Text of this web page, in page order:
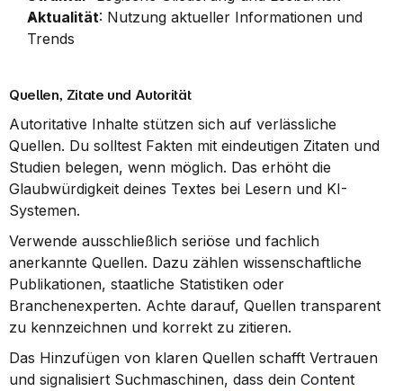
Aktualität: Nutzung aktueller Informationen und
Trends
Quellen, Zitate und Autorität
Autoritative Inhalte stützen sich auf verlässliche
Quellen. Du solltest Fakten mit eindeutigen Zitaten und
Studien belegen, wenn möglich. Das erhöht die
Glaubwürdigkeit deines Textes bei Lesern und KI-
Systemen.
Verwende ausschließlich seriöse und fachlich
anerkannte Quellen. Dazu zählen wissenschaftliche
Publikationen, staatliche Statistiken oder
Branchenexperten. Achte darauf, Quellen transparent
zu kennzeichnen und korrekt zu zitieren.
Das Hinzufügen von klaren Quellen schafft Vertrauen
und signalisiert Suchmaschinen, dass dein Content